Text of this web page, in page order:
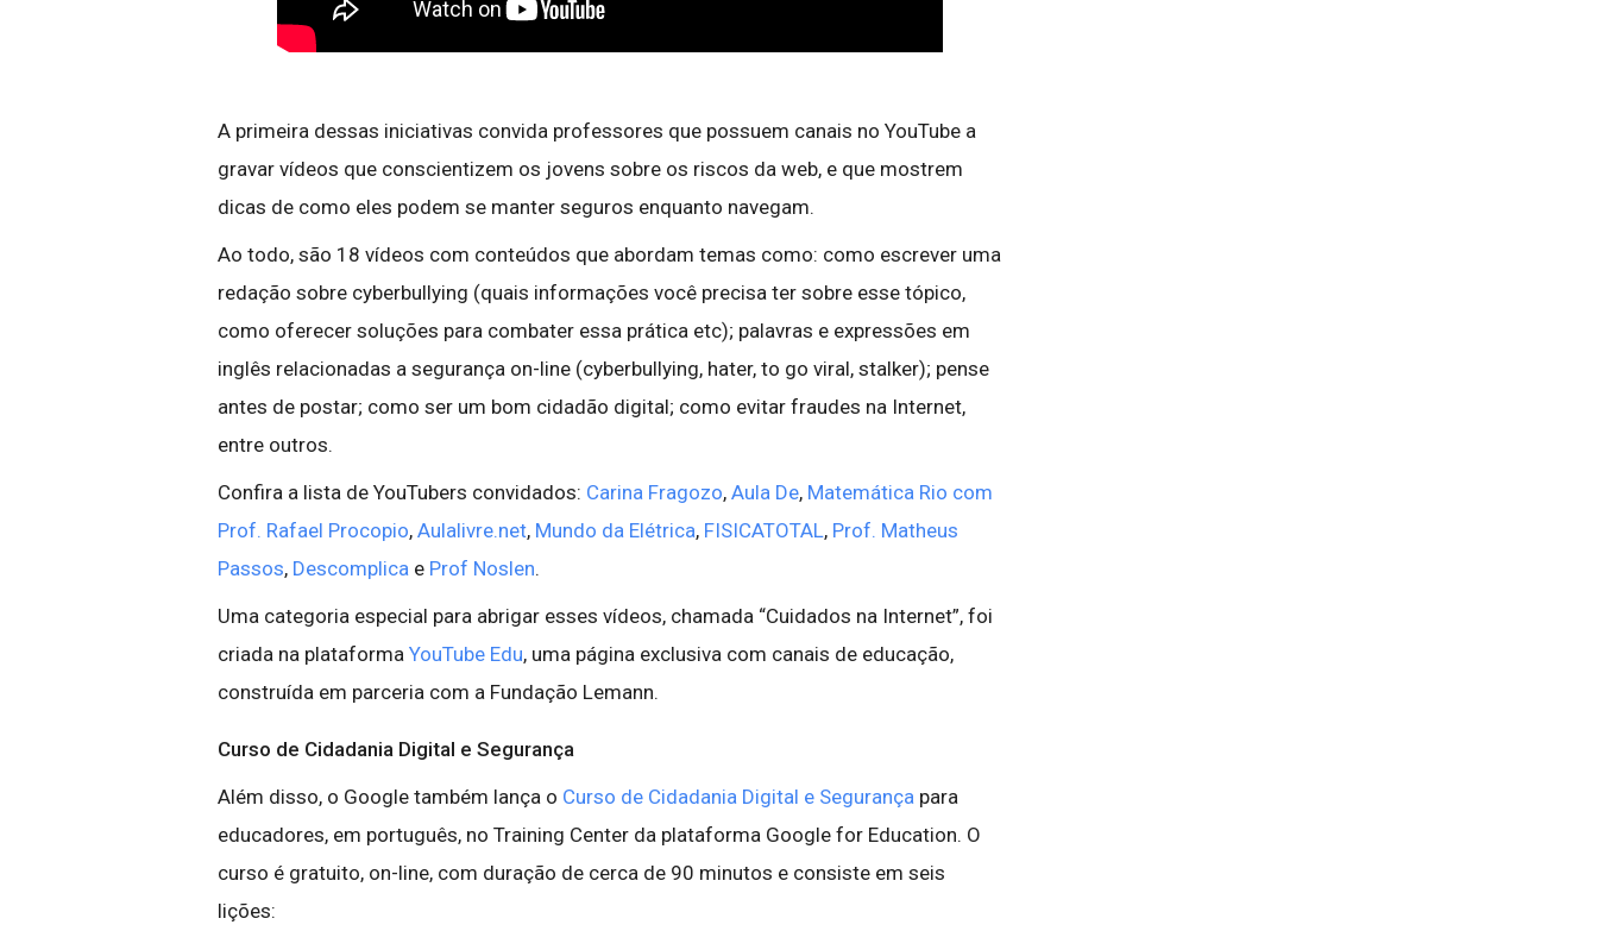
A primeira dessas iniciativas convida professores que possuem canais no YouTube a
gravar vídeos que conscientizem os jovens sobre os riscos da web, e que mostrem
dicas de como eles podem se manter seguros enquanto navegam.
Ao todo, são 18 vídeos com conteúdos que abordam temas como: como escrever uma
redação sobre cyberbullying (quais informações você precisa ter sobre esse tópico,
como oferecer soluções para combater essa prática etc); palavras e expressões em
inglês relacionadas a segurança on-line (cyberbullying, hater, to go viral, stalker); pense
antes de postar; como ser um bom cidadão digital; como evitar fraudes na Internet,
entre outros.
Confira a lista de YouTubers convidados: Carina Fragozo, Aula De, Matemática Rio com
Prof. Rafael Procopio, Aulalivre.net, Mundo da Elétrica, FISICATOTAL, Prof. Matheus
Passos, Descomplica e Prof Noslen.
Uma categoria especial para abrigar esses vídeos, chamada “Cuidados na Internet”, foi
criada na plataforma YouTube Edu, uma página exclusiva com canais de educação,
construída em parceria com a Fundação Lemann.
Curso de Cidadania Digital e Segurança
Além disso, o Google também lança o Curso de Cidadania Digital e Segurança para
educadores, em português, no Training Center da plataforma Google for Education. O
curso é gratuito, on-line, com duração de cerca de 90 minutos e consiste em seis
lições: